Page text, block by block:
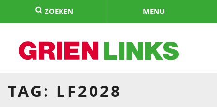
springen
ZOEKEN MENU
TAG: LF2028